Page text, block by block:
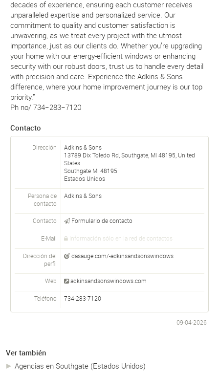
decades of experience, ensuring each customer receives
unparalleled expertise and personalized service. Our
commitment to quality and customer satisfaction is
unwavering, as we treat every project with the utmost
importance, just as our clients do. Whether you’re upgrading
your home with our energy-efficient windows or enhancing
security with our robust doors, trust us to handle every detail
with precision and care. Experience the Adkins & Sons
difference, where your home improvement journey is our top
priority.”
Ph no/ 734−283−7120
Contacto
Dirección
Adkins & Sons
13789 Dix Toledo Rd, Southgate, MI 48195, United
States
Southgate MI 48195
Estados Unidos
Persona de
contacto
Adkins & Sons
Contacto Formulario de contacto
E-Mail Información sólo en la red de contactos
Dirección del
perfil
dasauge.com/-adkinsandsonswindows
Web adkinsandsonswindows.com
Teléfono 734-283-7120
09-04-2026
Ver también
Agencias en Southgate (Estados Unidos)